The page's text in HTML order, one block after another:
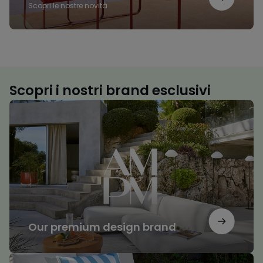
Scopri le nostre novità
Scopri i nostri brand esclusivi
Our premium design brand
Our
design
brand
Il